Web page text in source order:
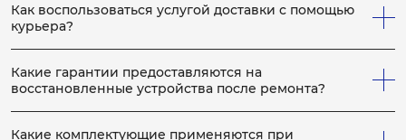
Как воспользоваться услугой доставки с помощью
курьера?
Всё просто! Если у вас не получается привезти
неисправное устройство в сервис, вы можете заказать
нашего курьера, который заберет устройство на
ремонт, по выполнению которого, доставит устройство
обратно вам. Для этого сообщите менеджеру по
телефону, что вам необходим курьер. Услуги курьера
Какие гарантии предоставляются на
восстановленные устройства после ремонта?
На каждое отремонтированное устройство выдается
гарантийный бланк с расширенной гарантией, срок
Какие комплектующие применяются при